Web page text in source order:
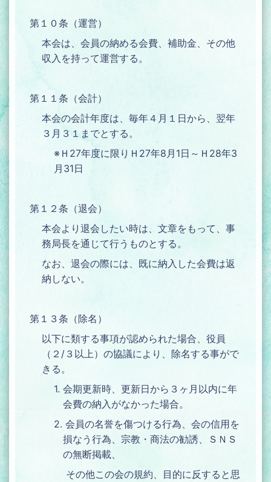
第１０条（運営）
本会は、会員の納める会費、補助金、その他
収入を持って運営する。
第１１条（会計）
本会の会計年度は、毎年４月１日から、翌年
３月３１までとする。
※Ｈ27年度に限りＨ27年8月1日～Ｈ28年3
月31日
第１２条（退会）
本会より退会したい時は、文章をもって、事
務局長を通じて行うものとする。
なお、退会の際には、既に納入した会費は返
納しない。
第１３条（除名）
以下に類する事項が認められた場合、役員
（２/３以上）の協議により、除名する事がで
きる。
1. 会期更新時、更新日から３ヶ月以内に年
会費の納入がなかった場合。
2. 会員の名誉を傷つける行為、会の信用を
損なう行為、宗教・商法の勧誘、ＳＮＳ
の無断掲載、
その他この会の規約、目的に反すると思